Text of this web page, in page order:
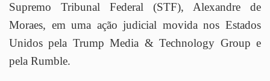
Supremo Tribunal Federal (STF), Alexandre de
Moraes, em uma ação judicial movida nos Estados
Unidos pela Trump Media & Technology Group e
pela Rumble.